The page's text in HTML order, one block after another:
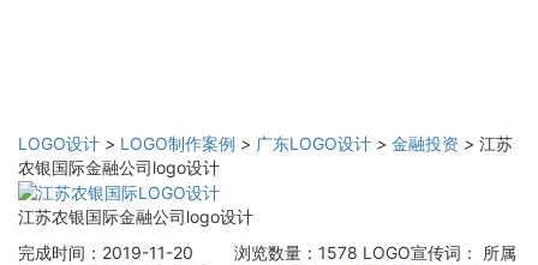
LOGO设计 > LOGO制作案例 > 广东LOGO设计 > 金融投资 > 江苏
农银国际金融公司logo设计
江苏农银国际金融公司logo设计
完成时间：2019-11-20
浏览数量：1578 LOGO宣传词：
所属